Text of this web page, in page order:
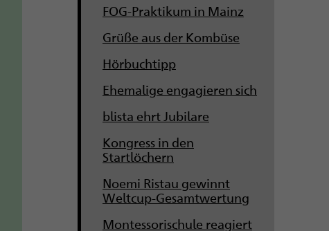
FOG-Praktikum in Mainz
Grüße aus der Kombüse
Hörbuchtipp
Ehemalige engagieren sich
blista ehrt Jubilare
Kongress in den
Startlöchern
Noemi Ristau gewinnt
Weltcup-Gesamtwertung
Montessorischule reagiert